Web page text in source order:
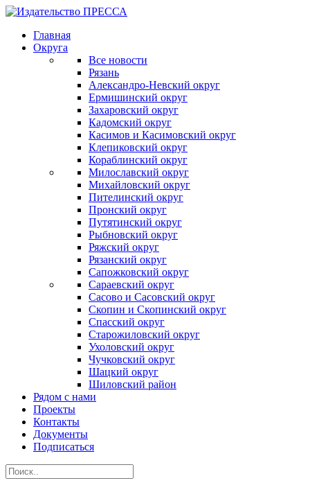
Главная
Округа
Все новости
Рязань
Александро-Невский округ
Ермишинский округ
Захаровский округ
Кадомский округ
Касимов и Касимовский округ
Клепиковский округ
Кораблинский округ
Милославский округ
Михайловский округ
Пителинский округ
Пронский округ
Путятинский округ
Рыбновский округ
Ряжский округ
Рязанский округ
Сапожковский округ
Сараевский округ
Сасово и Сасовский округ
Скопин и Скопинский округ
Спасский округ
Старожиловский округ
Ухоловский округ
Чучковский округ
Шацкий округ
Шиловский район
Рядом с нами
Проекты
Контакты
Документы
Подписаться